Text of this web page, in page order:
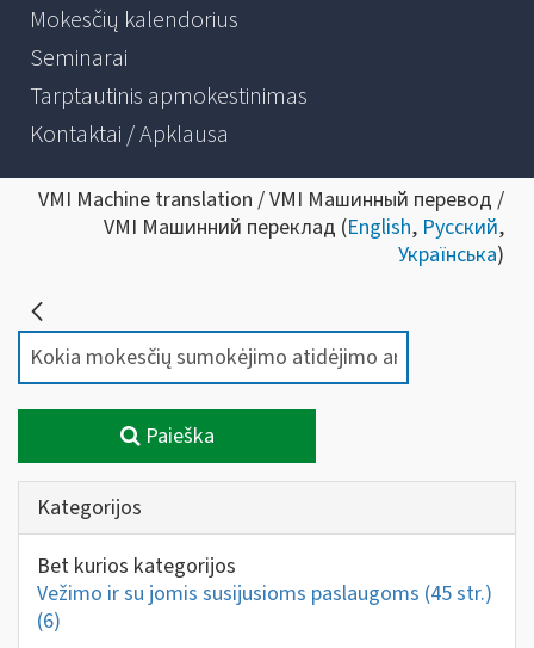
Mokesčių kalendorius
Seminarai
Tarptautinis apmokestinimas
Kontaktai / Apklausa
VMI Machine translation / VMI Машинный перевод /
VMI Машинний переклад (English, Русский,
Українська)
Paieška
Kategorijos
Bet kurios kategorijos
Vežimo ir su jomis susijusioms paslaugoms (45 str.)
(6)